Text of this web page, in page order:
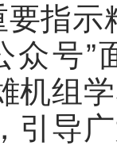
指示
众号”
机组
引导